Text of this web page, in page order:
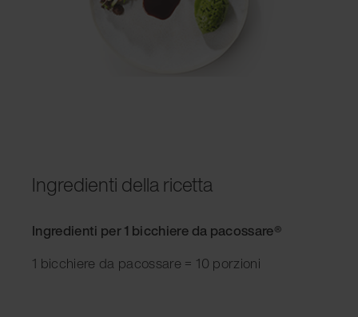
Ingredienti della ricetta
Ingredienti per 1 bicchiere da pacossare®
1 bicchiere da pacossare = 10 porzioni